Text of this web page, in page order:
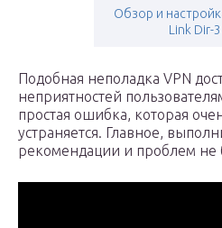
Обзор и
Link Dir-
Подобная неполадка VPN
неприятностей
простая ошибка, которая
устраняется. Главное,
рекомендации и проблем не